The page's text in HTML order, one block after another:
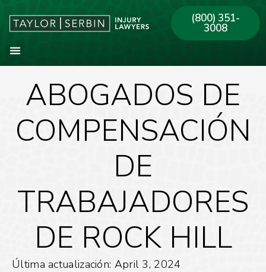
(800) 351-
3008
ABOGADOS DE
COMPENSACIÓN
DE
TRABAJADORES
DE ROCK HILL
Última actualización: April 3, 2024